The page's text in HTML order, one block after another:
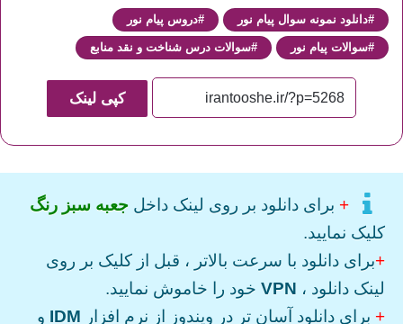
دانلود نمونه سوال پیام نور دروس پیام نور
سوالات پیام نور سوالات درس شناخت و نقد منابع
کپی لینک
+ برای دانلود بر روی لینک داخل جعبه سبز رنگ
کلیک نمایید.
+برای دانلود با سرعت بالاتر ، قبل از کلیک بر روی
لینک دانلود ، VPN خود را خاموش نمایید.
+ برای دانلود آسان تر در ویندوز از نرم افزار IDM و